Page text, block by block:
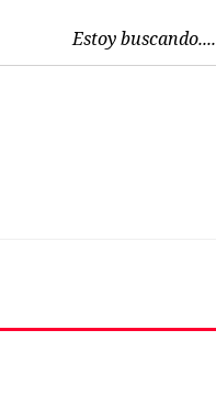
Estoy buscando....